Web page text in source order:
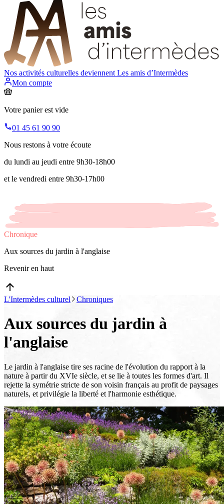
Nos activités culturelles deviennent Les amis d’Intermèdes
Mon compte
Votre panier est vide
01 45 61 90 90
Nous restons à votre écoute
du lundi au jeudi entre 9h30-18h00
et le vendredi entre 9h30-17h00
Chronique
Aux sources du jardin à l'anglaise
Revenir en haut
L'Intermèdes culturel Chroniques
Aux sources du jardin à
l'anglaise
Le jardin à l'anglaise tire ses racine de l'évolution du rapport à la
nature à partir du XVIe siècle, et se lie à toutes les formes d'art. Il
rejette la symétrie stricte de son voisin français au profit de paysages
naturels, et privilégie la liberté et l'harmonie esthétique.